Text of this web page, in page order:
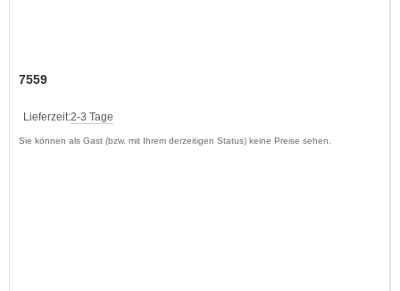
7559
Lieferzeit:2-3 Tage
Sie können als Gast (bzw. mit Ihrem derzeitigen Status) keine Preise sehen.